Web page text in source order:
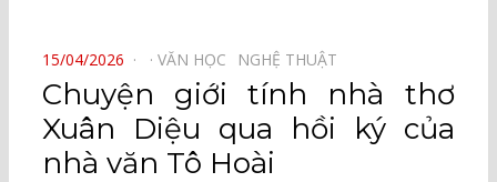
POSTED
ON
15/04/2026 VĂN HỌC⠀ NGHỆ THUẬT⠀
Chuyện giới tính nhà thơ
Xuân Diệu qua hồi ký của
nhà văn Tô Hoài